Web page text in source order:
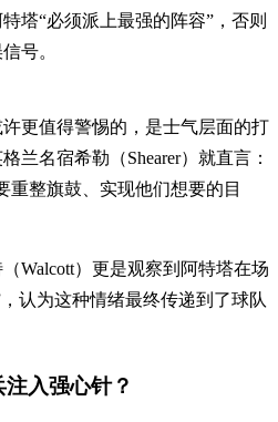
塔“必须派上最强的阵容”，否则
号。
更值得警惕的，是士气层面的打
兰名宿希勒（Shearer）就直言：
重整旗鼓、实现他们想要的目
Walcott）更是观察到阿特塔在场
认为这种情绪最终传递到了球队
入强心针？